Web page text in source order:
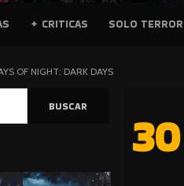
✦ CRITICAS SOLO TERROR
OF NIGHT: DARK DAYS